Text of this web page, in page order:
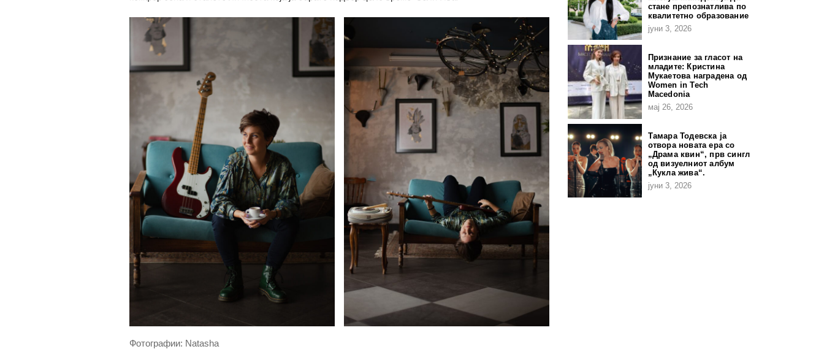
Фотографии: Natasha
стане препознатлива по
квалитетно образование
јуни 3, 2026
Признание за гласот на
младите: Кристина
Мукаетова наградена од
Women in Tech
Macedonia
мај 26, 2026
Тамара Тодевска ја
отвора новата ера со
„Драма квин“, прв сингл
од визуелниот албум
„Кукла жива“.
јуни 3, 2026